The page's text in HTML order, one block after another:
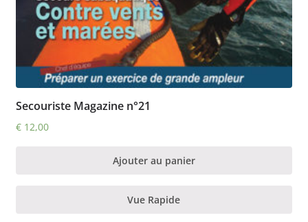
Secouriste Magazine n°21
€12,00
Ajouter au panier
Vue Rapide